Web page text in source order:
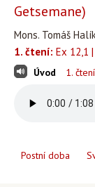
Getsemane)
Mons. Tomáš
1. čtení: Ex 12,1 |
Úvod 1. čtení
Postní doba